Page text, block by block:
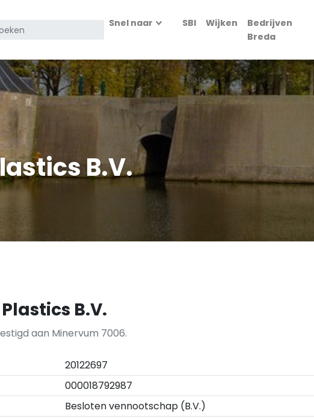
Snel naar SBI Wijken
Bedrijven
Breda
B.V.
B.V.
aan Minervum 7006.
20122697
000018792987
Besloten vennootschap (B.V.)